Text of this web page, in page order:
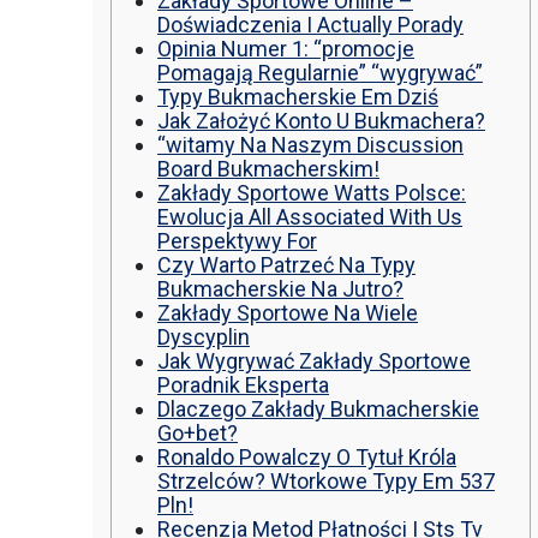
เทลเลอร์ รถพื้นเรียบชานต่ำ (Low bed) ขนส่งสิน
รถพ่วงดั๊มพ์ จำหน่ายดิน หิน ทราย รับเหมาถมที่
CAT 950 รถตัก Komatsu WA 380 WA 320 WA
ตัก Hitachi ZW 220 ZW 180 แบ็คโฮ CAT 320
แบ็คโฮ Komatsu PC 200 LC บูมยาว PC 200 PC
แบ็คโฮ Kobelco SK 210 บูมยาว SK 200 SK 140
Doświadczenia I Actually Porady
Opinia Numer 1: “promocje
Pomagają Regularnie” “wygrywać”
Typy Bukmacherskie Em Dziś
Jak Założyć Konto U Bukmachera?
“witamy Na Naszym Discussion
Board Bukmacherskim!
Zakłady Sportowe Watts Polsce:
Ewolucja All Associated With Us
Perspektywy For
Czy Warto Patrzeć Na Typy
Bukmacherskie Na Jutro?
Zakłady Sportowe Na Wiele
Dyscyplin
Jak Wygrywać Zakłady Sportowe
Poradnik Eksperta
Dlaczego Zakłady Bukmacherskie
Go+bet?
Ronaldo Powalczy O Tytuł Króla
Strzelców? Wtorkowe Typy Em 537
Pln!
Recenzja Metod Płatności I Sts Tv